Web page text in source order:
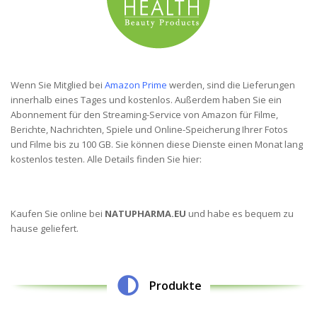
Wenn Sie Mitglied bei Amazon Prime werden, sind die Lieferungen
innerhalb eines Tages und kostenlos. Außerdem haben Sie ein
Abonnement für den Streaming-Service von Amazon für Filme,
Berichte, Nachrichten, Spiele und Online-Speicherung Ihrer Fotos
und Filme bis zu 100 GB. Sie können diese Dienste einen Monat lang
kostenlos testen. Alle Details finden Sie hier:
Kaufen Sie online bei NATUPHARMA.EU und habe es bequem zu
hause geliefert.
Produkte